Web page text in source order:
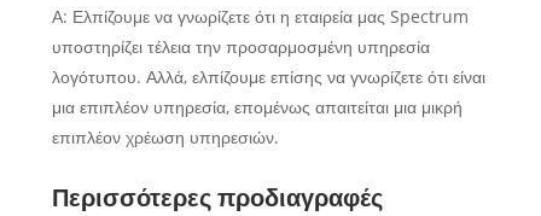
Α: Ελπίζουμε να γνωρίζετε ότι η εταιρεία μας Spectrum
υποστηρίζει τέλεια την προσαρμοσμένη υπηρεσία
λογότυπου. Αλλά, ελπίζουμε επίσης να γνωρίζετε ότι είναι
μια επιπλέον υπηρεσία, επομένως απαιτείται μια μικρή
επιπλέον χρέωση υπηρεσιών.
Περισσότερες προδιαγραφές